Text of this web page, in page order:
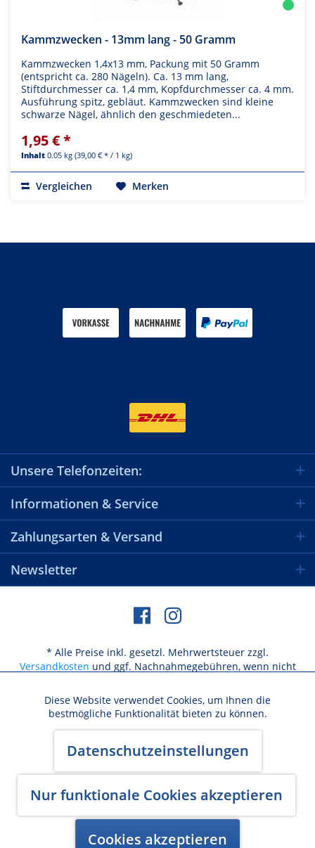
Kammzwecken - 13mm lang - 50 Gramm
Kammzwecken 1,4x13 mm, Packung mit 50 Gramm
(entspricht ca. 280 Nägeln). Ca. 13 mm lang,
Stiftdurchmesser ca. 1,4 mm, Kopfdurchmesser ca. 4 mm.
Ausführung spitz, gebläut. Kammzwecken sind kleine
schwarze Nägel, ähnlich den geschmiedeten...
1,95 € *
Inhalt 0.05 kg (39,00 € * / 1 kg)
Vergleichen Merken
Unsere Telefonzeiten:
Informationen & Service
Zahlungsarten & Versand
Newsletter
* Alle Preise inkl. gesetzl. Mehrwertsteuer zzgl.
Versandkosten und ggf. Nachnahmegebühren, wenn nicht
Versandkosten / Lieferbeschränkungen
Widerrufsbelehrung & Widerrufsformular
AGB
Datenschutz
Made with ♥ by BlurCreative
Funktionale Aktiv
Marketing Aktiv
Tracking Aktiv
Personalisierung Aktiv
Diese Website verwendet Cookies, um Ihnen die
bestmögliche Funktionalität bieten zu können.
Datenschutzeinstellungen
Nur funktionale Cookies akzeptieren
Cookies akzeptieren